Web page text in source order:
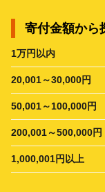
寄付金額から
1万円以内
20,001～30,000円
50,001～100,000円
200,001～500,000円
1,000,001円以上